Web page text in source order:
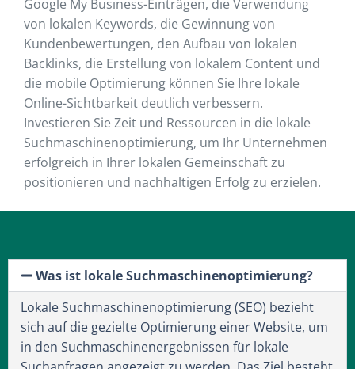
Google My Business-Einträgen, die Verwendung
von lokalen Keywords, die Gewinnung von
Kundenbewertungen, den Aufbau von lokalen
Backlinks, die Erstellung von lokalem Content und
die mobile Optimierung können Sie Ihre lokale
Online-Sichtbarkeit deutlich verbessern.
Investieren Sie Zeit und Ressourcen in die lokale
Suchmaschinenoptimierung, um Ihr Unternehmen
erfolgreich in Ihrer lokalen Gemeinschaft zu
positionieren und nachhaltigen Erfolg zu erzielen.
Was ist lokale Suchmaschinenoptimierung?
Lokale Suchmaschinenoptimierung (SEO) bezieht
sich auf die gezielte Optimierung einer Website, um
in den Suchmaschinenergebnissen für lokale